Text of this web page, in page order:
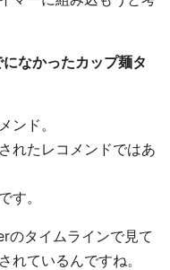
なかったカップ麺タ
ンド。
れたレコメンドではあ
す。
タイムラインで見て
れているんですね。